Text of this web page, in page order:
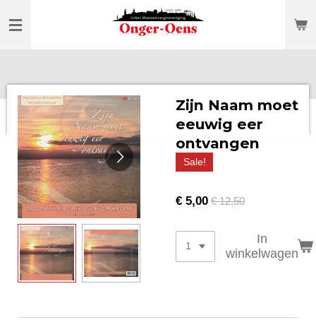
direct
Zijn Naam moet
eeuwig eer
ontvangen
Sale!
€ 5,00 € 12,50
In
winkelwagen